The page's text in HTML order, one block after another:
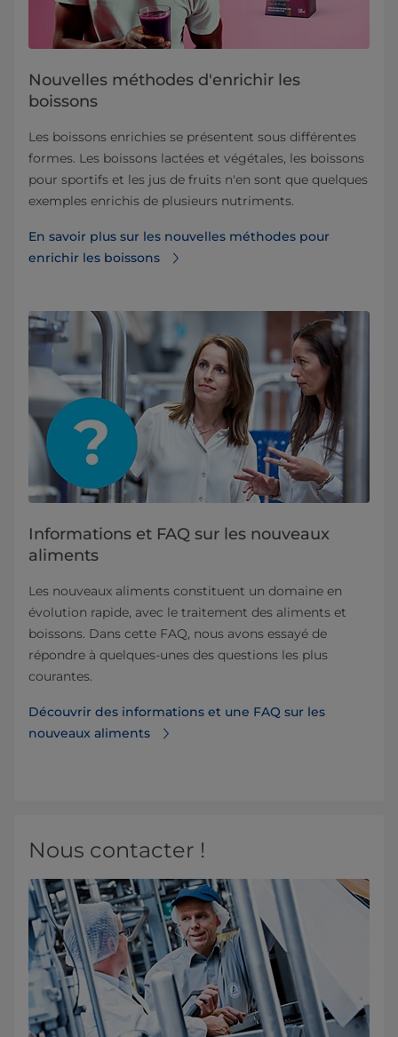
Nouvelles méthodes d'enrichir les
boissons
Les boissons enrichies se présentent sous différentes
formes. Les boissons lactées et végétales, les boissons
pour sportifs et les jus de fruits n'en sont que quelques
exemples enrichis de plusieurs nutriments.
En savoir plus sur les nouvelles méthodes pour
enrichir les boissons
Informations et FAQ sur les nouveaux
aliments
Les nouveaux aliments constituent un domaine en
évolution rapide, avec le traitement des aliments et
boissons. Dans cette FAQ, nous avons essayé de
répondre à quelques-unes des questions les plus
courantes.
Découvrir des informations et une FAQ sur les
nouveaux aliments
Nous contacter !